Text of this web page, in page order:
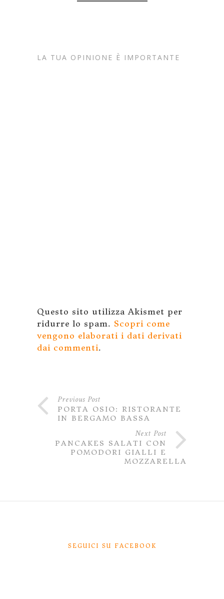
LA TUA OPINIONE È IMPORTANTE
Questo sito utilizza Akismet per
ridurre lo spam. Scopri come
vengono elaborati i dati derivati
dai commenti.
Previous Post
PORTA OSIO: RISTORANTE
IN BERGAMO BASSA
Next Post
PANCAKES SALATI CON
POMODORI GIALLI E
MOZZARELLA
SEGUICI SU FACEBOOK